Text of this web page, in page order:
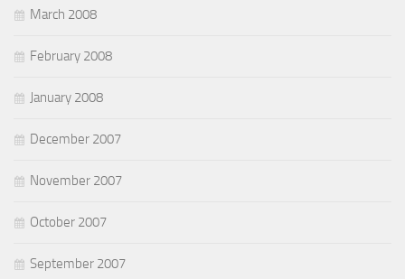
March 2008
February 2008
January 2008
December 2007
November 2007
October 2007
September 2007